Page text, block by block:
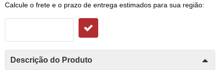
Calcule o frete e o prazo de entrega estimados para sua região:
Descrição do Produto